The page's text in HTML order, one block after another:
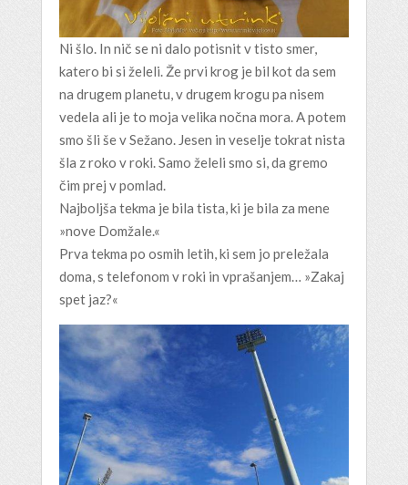
Ni šlo. In nič se ni dalo potisnit v tisto smer,
katero bi si želeli. Že prvi krog je bil kot da sem
na drugem planetu, v drugem krogu pa nisem
vedela ali je to moja velika nočna mora. A potem
smo šli še v Sežano. Jesen in veselje tokrat nista
šla z roko v roki. Samo želeli smo si, da gremo
čim prej v pomlad.
Najboljša tekma je bila tista, ki je bila za mene
»nove Domžale.«
Prva tekma po osmih letih, ki sem jo preležala
doma, s telefonom v roki in vprašanjem… »Zakaj
spet jaz?«